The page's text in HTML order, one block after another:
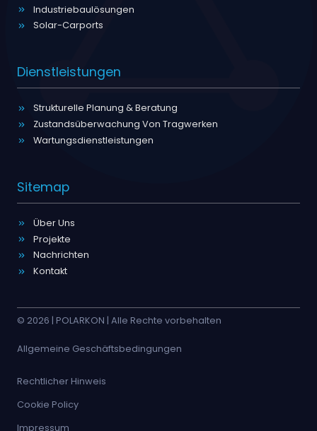
Industriebaulösungen
Solar-Carports
Dienstleistungen
Strukturelle Planung & Beratung
Zustandsüberwachung Von Tragwerken
Wartungsdienstleistungen
Sitemap
Über Uns
Projekte
Nachrichten
Kontakt
© 2026 | POLARKON | Alle Rechte vorbehalten
Allgemeine Geschäftsbedingungen
Rechtlicher Hinweis
Cookie Policy
Impressum